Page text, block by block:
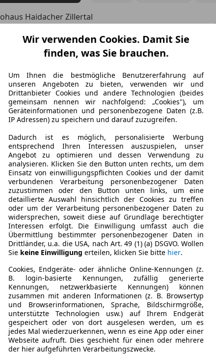
Haidacher Zillertal
Zell am Ziller
€ 31 480
10/2007 99 042 km
ohne Anzahlung möglich!
gmbh
Kainbach bei Graz
Wir verwenden Cookies. Damit Sie
finden, was Sie brauchen.
Um Ihnen die bestmögliche Benutzererfahrung auf
unseren Angeboten zu bieten, verwenden wir und
Drittanbieter Cookies und andere Technologien (beides
gemeinsam nennen wir nachfolgend: „Cookies"), um
Geräteinformationen und personenbezogene Daten (z.B.
IP Adressen) zu speichern und darauf zuzugreifen.
Dadurch ist es möglich, personalisierte Werbung
entsprechend Ihren Interessen auszuspielen, unser
Angebot zu optimieren und dessen Verwendung zu
analysieren. Klicken Sie den Button unten rechts, um dem
Einsatz von einwilligungspflichten Cookies und der damit
verbundenen Verarbeitung personenbezogener Daten
zuzustimmen oder den Button unten links, um eine
detaillierte Auswahl hinsichtlich der Cookies zu treffen
oder um der Verarbeitung personenbezogener Daten zu
widersprechen, soweit diese auf Grundlage berechtigter
Interessen erfolgt. Die Einwilligung umfasst auch die
Übermittlung bestimmter personenbezogener Daten in
Drittländer, u.a. die USA, nach Art. 49 (1) (a) DSGVO. Wollen
Sie keine Einwilligung erteilen, klicken Sie bitte hier.
Cookies, Endgeräte- oder ähnliche Online-Kennungen (z.
B. login-basierte Kennungen, zufällig generierte
Kennungen, netzwerkbasierte Kennungen) können
zusammen mit anderen Informationen (z. B. Browsertyp
und Browserinformationen, Sprache, Bildschirmgröße,
unterstützte Technologien usw.) auf Ihrem Endgerät
gespeichert oder von dort ausgelesen werden, um es
jedes Mal wiederzuerkennen, wenn es eine App oder einer
Webseite aufruft. Dies geschieht für einen oder mehrere
der hier aufgeführten Verarbeitungszwecke.